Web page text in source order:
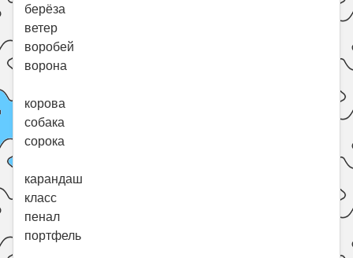
берёза
ветер
воробей
ворона
корова
собака
сорока
карандаш
класс
пенал
портфель